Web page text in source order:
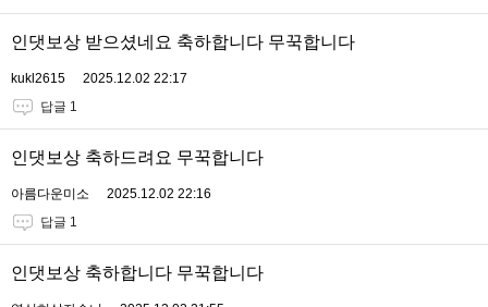
인댓보상 받으셨네요 축하합니다 무꾹합니다
kukl2615
2025.12.02 22:17
답글 1
인댓보상 축하드려요 무꾹합니다
아름다운미소
2025.12.02 22:16
답글 1
인댓보상 축하합니다 무꾹합니다